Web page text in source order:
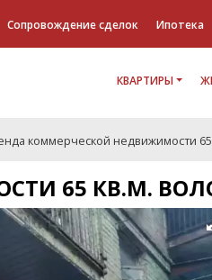
Сопровождение сделок Ипотека
КВАРТИРЫ
коммерческой недвижимости
65 КВ.М.